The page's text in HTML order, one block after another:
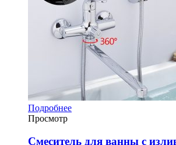
Подробнее
Просмотр
Смеситель для ванны с